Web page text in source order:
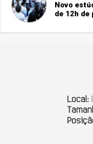
Novo
de 12h de